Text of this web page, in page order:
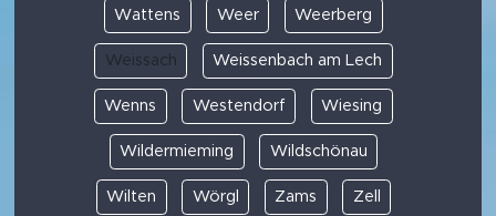
Wattens Weer Weerberg
Weissach Weissenbach am Lech
Wenns Westendorf Wiesing
Wildermieming Wildschönau
Wilten Wörgl Zams Zell